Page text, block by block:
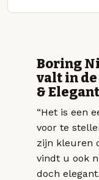
Boring
valt in
& Elegant
“Het is een
voor te
zijn kleuren
vindt u ook
doch